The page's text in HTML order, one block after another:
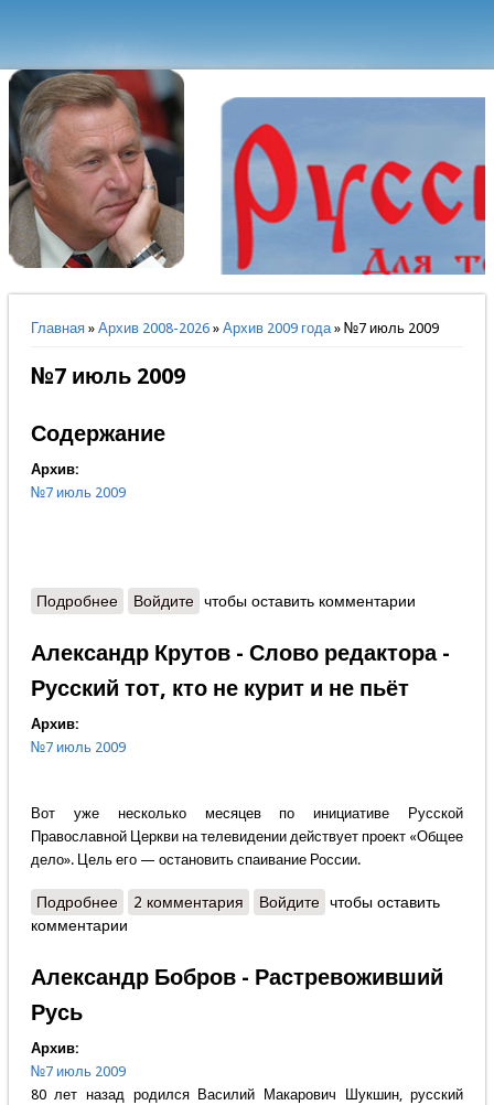
Вы здесь
Главная» Архив 2008-2026» Архив 2009 года» №7 июль 2009
№7 июль 2009
Содержание
Архив:
№7 июль 2009
Подробнеео Содержание
Войдите чтобы оставить комментарии
Александр Крутов - Слово редактора -
Русский тот, кто не курит и не пьёт
Архив:
№7 июль 2009
Вот уже несколько месяцев по инициативе Русской
Православной Церкви на телевидении действует проект «Общее
дело». Цель его — остановить спаивание России.
Подробнеео Александр Крутов - Слово редактора - Русский
тот, кто не курит и не пьёт
2 комментария Войдите чтобы оставить
комментарии
Александр Бобров - Растревоживший
Русь
Архив:
№7 июль 2009
80 лет назад родился Василий Макарович Шукшин, русский